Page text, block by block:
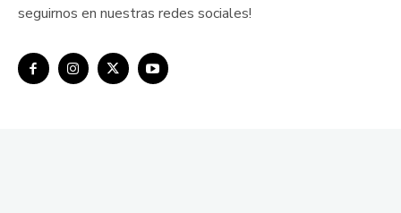
seguirnos en nuestras redes sociales!